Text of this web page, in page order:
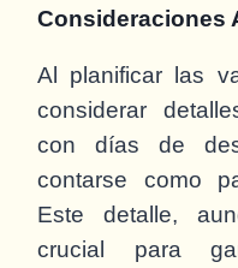
Consideraciones
Al planificar las
considerar
con días de
contarse como
Este detalle,
crucial para